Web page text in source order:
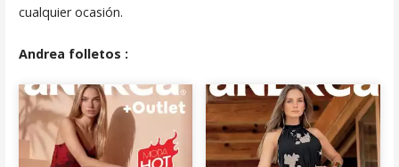
cualquier ocasión.
Andrea folletos :